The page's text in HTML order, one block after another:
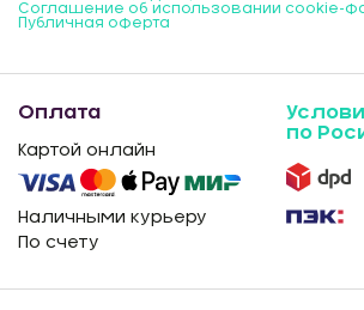
Соглашение об использовании cookie-
Публичная оферта
Оплата
Картой онлайн
Наличными курьеру
По счету
по